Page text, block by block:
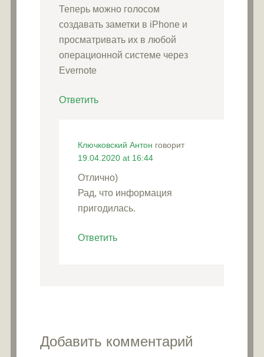
Теперь можно голосом
создавать заметки в iPhone и
просматривать их в любой
операционной системе через
Evernote
Ответить
Ключковский Антон говорит
19.04.2020 at 16:44
Отлично)
Рад, что информация
пригодилась.
Ответить
Добавить комментарий